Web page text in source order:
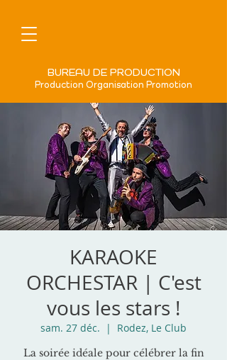
BUREAU DE PRODUCTION
Production Organisation Promotion
KARAOKE
ORCHESTAR | C'est
vous les stars !
sam. 27 déc.
  |
Rodez, Le Club
La soirée idéale pour célébrer la fin